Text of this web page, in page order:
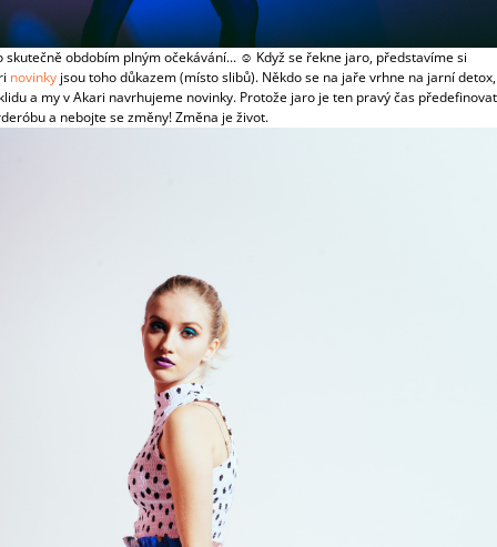
skutečně obdobím plným očekávání... ☺ Když se řekne jaro, představíme si
novinky jsou toho důkazem (místo slibů). Někdo se na jaře vrhne na jarní detox,
a my v Akari navrhujeme novinky. Protože jaro je ten pravý čas předefinovat
a nebojte se změny! Změna je život.